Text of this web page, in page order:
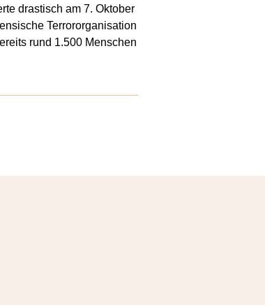
drastisch am 7. Oktober
Terrororganisation
rund 1.500 Menschen